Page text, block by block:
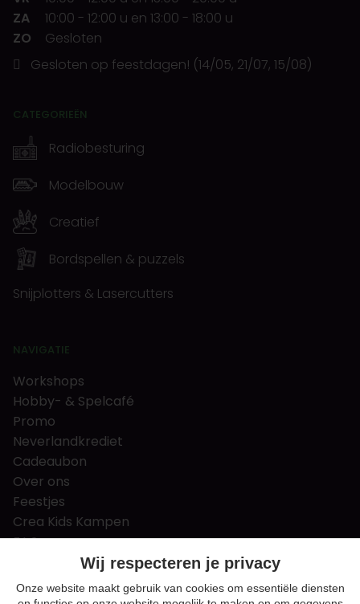
ZA
10:00 - 12:00 u en 13:00 - 18:00 u
ZO
Gesloten
Gesloten op feestdagen! (14/05, 21/07, 15/08)
CATEGORIEËN
Radiobesturing
Modelbouw
Creatief
Bordspellen & puzzels
Snijplotters & Lasercutters
NAVIGATIE
Workshops
Hobby- & Spelcafé
Promo
Neverlandkrediet
Cadeaubon
Over ons
Feestjes
Crea Kids Kampen
FAQ
Tips & tricks
Contact
Wij respecteren je privacy
Onze website maakt gebruik van cookies om essentiële diensten